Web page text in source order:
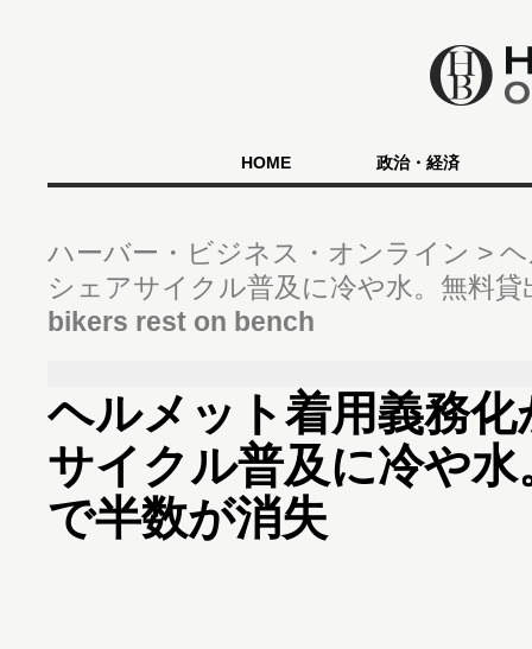
HOME 政治・経済
ハーバー・ビジネス・オンライン
シェアサイクル普及に冷や水。無料
bikers rest on bench
ヘルメット着用義務
サイクル普及に冷や
で半数が消失